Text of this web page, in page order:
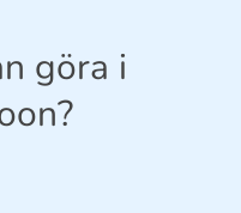
göra i